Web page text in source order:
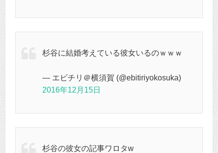
杉谷に結婚考えている彼女いるのｗｗｗ
— エビチリ＠横須賀 (@ebitiriyokosuka)
2016年12月15日
杉谷の彼女の記事ワロタw